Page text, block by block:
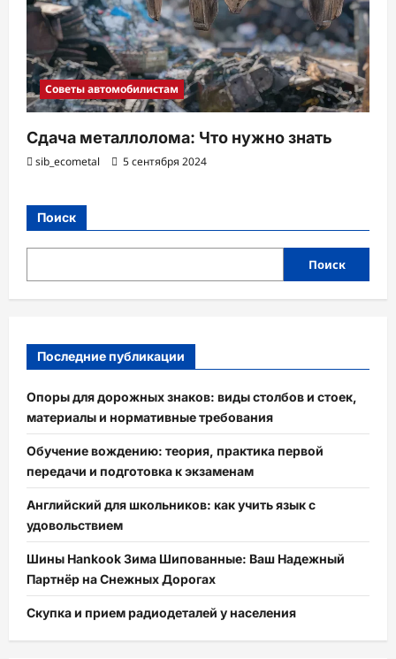
Советы автомобилистам
Сдача металлолома: Что нужно знать
sib_ecometal 5 сентября 2024
Поиск
Поиск
Последние публикации
Опоры для дорожных знаков: виды столбов и стоек,
материалы и нормативные требования
Обучение вождению: теория, практика первой
передачи и подготовка к экзаменам
Английский для школьников: как учить язык с
удовольствием
Шины Hankook Зима Шипованные: Ваш Надежный
Партнёр на Снежных Дорогах
Скупка и прием радиодеталей у населения